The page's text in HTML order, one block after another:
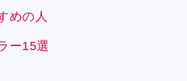
めの人
ー15選